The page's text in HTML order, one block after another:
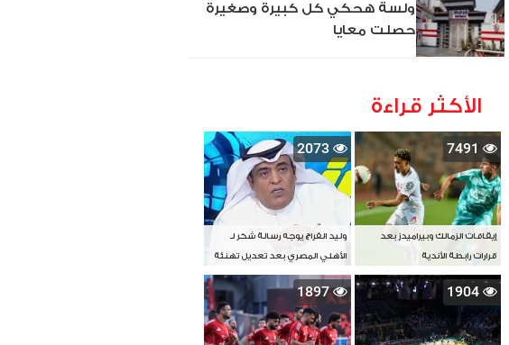
ولسة هحكي كل كبيرة وصغيرة
حصلت معايا
الأكثر قراءة
7491
إيقافات الزمالك وبيراميدز بعد
قرارات رابطة الأندية
2073
وليد الفراج يوجه رسالة شكر لـ
الأهلي المصري بعد تعديل تهنئة
بطل آسيا
1904
1897